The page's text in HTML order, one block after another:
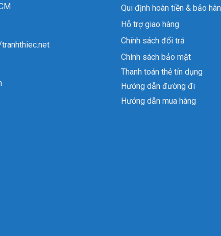
Qui định hoàn tiền & bảo
Hỗ trợ giao hàng
Chính sách đổi trả
Chính sách bảo mật
Thanh toán thẻ tín dụng
Hướng dẫn đường đi
Hướng dẫn mua hàng